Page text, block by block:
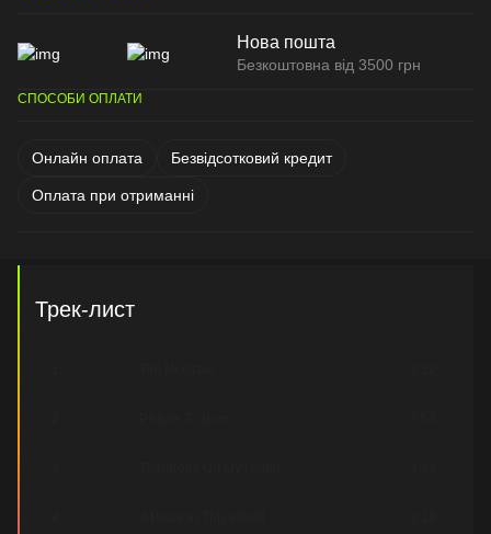
Нова пошта
Безкоштовна від 3500 грн
СПОСОБИ ОПЛАТИ
Онлайн оплата Безвідсотковий кредит
Оплата при отриманні
Трек-лист